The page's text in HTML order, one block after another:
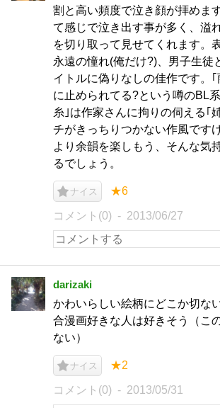
割と高い頻度で泣き顔が拝めま
て感じで泣き出す事が多く、溢
を切り取って見せてくれます。
永遠の憧れ(俺だけ?)、男子生徒
イトルに偽りなしの佳作です。
に止められてる?という噂のBL
糸｣は作家さんに拘りの伺える｢
チがきっちりつかない作風です
より余韻を楽しもう、そんな気
るでしょう。
ナイス ★6
コメント(0) 2013/06/27
darizaki
かわいらしい絵柄にどこか切な
合漫画好きな人は好きそう（こ
ない）
ナイス ★2
コメント(0) 2013/05/31